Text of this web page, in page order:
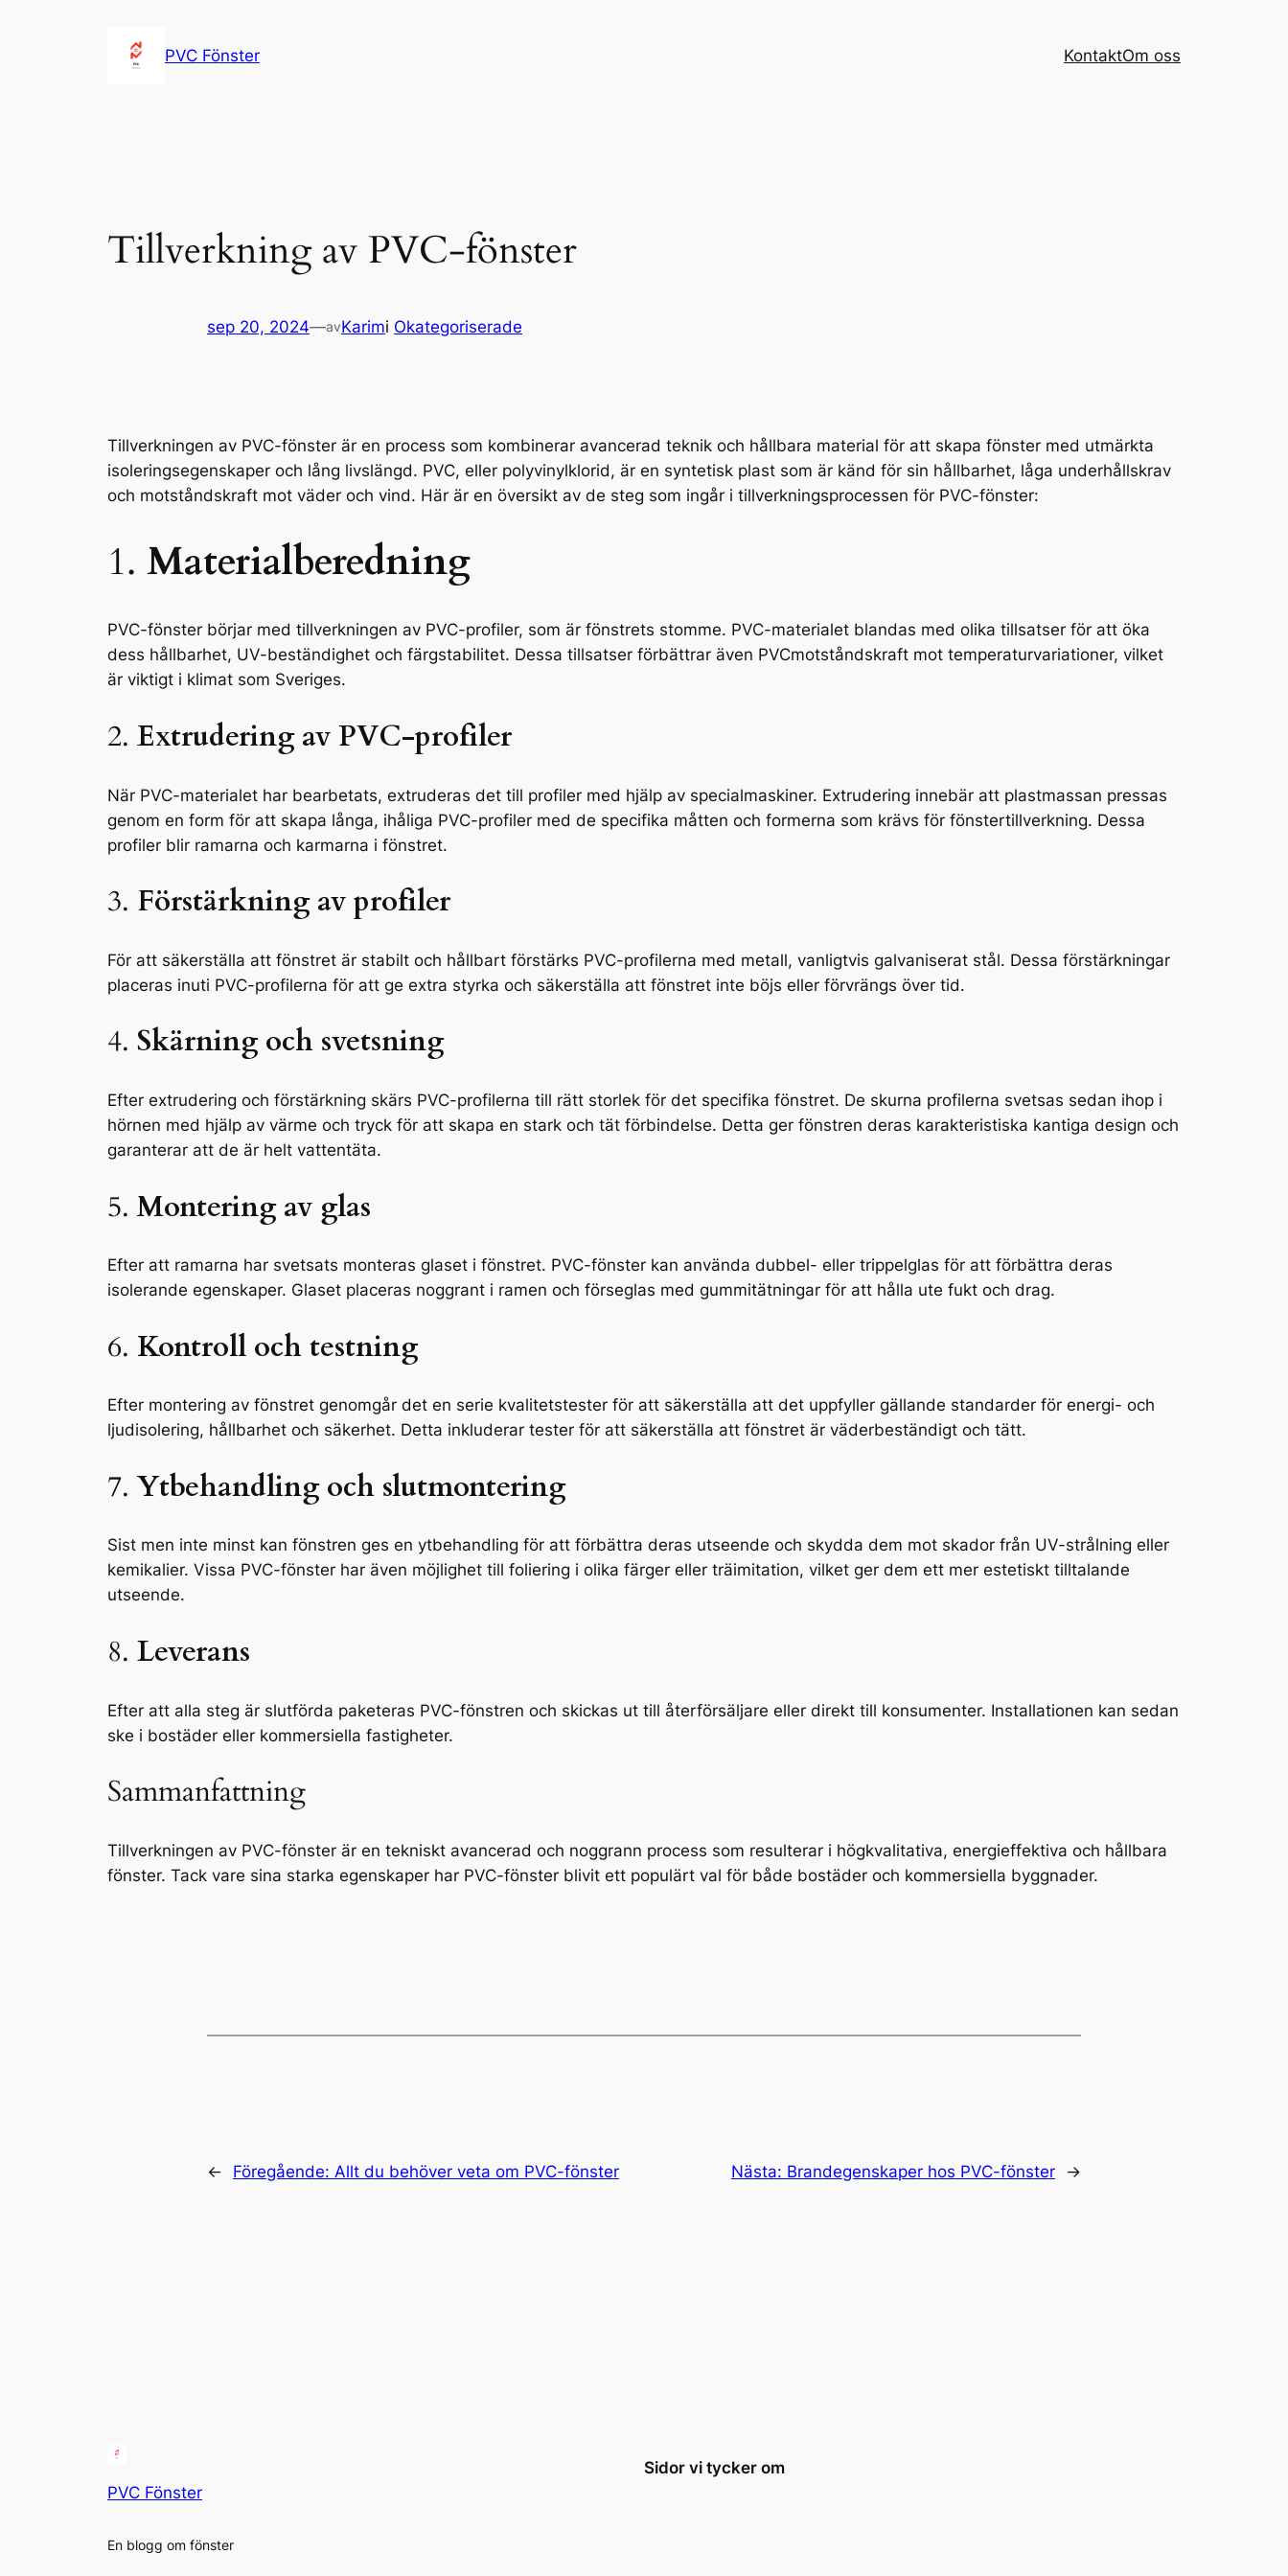
PVC Fönster KontaktOm oss
Tillverkning av PVC-fönster
sep 20, 2024—avKarimi Okategoriserade
Tillverkningen av PVC-fönster är en process som kombinerar avancerad teknik och hållbara material för att skapa fönster med utmärkta
isoleringsegenskaper och lång livslängd. PVC, eller polyvinylklorid, är en syntetisk plast som är känd för sin hållbarhet, låga underhållskrav
och motståndskraft mot väder och vind. Här är en översikt av de steg som ingår i tillverkningsprocessen för PVC-fönster:
1. Materialberedning
PVC-fönster börjar med tillverkningen av PVC-profiler, som är fönstrets stomme. PVC-materialet blandas med olika tillsatser för att öka
dess hållbarhet, UV-beständighet och färgstabilitet. Dessa tillsatser förbättrar även PVCmotståndskraft mot temperaturvariationer, vilket
är viktigt i klimat som Sveriges.
2. Extrudering av PVC-profiler
När PVC-materialet har bearbetats, extruderas det till profiler med hjälp av specialmaskiner. Extrudering innebär att plastmassan pressas
genom en form för att skapa långa, ihåliga PVC-profiler med de specifika måtten och formerna som krävs för fönstertillverkning. Dessa
profiler blir ramarna och karmarna i fönstret.
3. Förstärkning av profiler
För att säkerställa att fönstret är stabilt och hållbart förstärks PVC-profilerna med metall, vanligtvis galvaniserat stål. Dessa förstärkningar
placeras inuti PVC-profilerna för att ge extra styrka och säkerställa att fönstret inte böjs eller förvrängs över tid.
4. Skärning och svetsning
Efter extrudering och förstärkning skärs PVC-profilerna till rätt storlek för det specifika fönstret. De skurna profilerna svetsas sedan ihop i
hörnen med hjälp av värme och tryck för att skapa en stark och tät förbindelse. Detta ger fönstren deras karakteristiska kantiga design och
garanterar att de är helt vattentäta.
5.Montering av glas
Efter att ramarna har svetsats monteras glaset i fönstret. PVC-fönster kan använda dubbel- eller trippelglas för att förbättra deras
isolerande egenskaper. Glaset placeras noggrant i ramen och förseglas med gummitätningar för att hålla ute fukt och drag.
6. Kontroll och testning
Efter montering av fönstret genomgår det en serie kvalitetstester för att säkerställa att det uppfyller gällande standarder för energi- och
ljudisolering, hållbarhet och säkerhet. Detta inkluderar tester för att säkerställa att fönstret är väderbeständigt och tätt.
7.Ytbehandling och slutmontering
Sist men inte minst kan fönstren ges en ytbehandling för att förbättra deras utseende och skydda dem mot skador från UV-strålning eller
kemikalier. Vissa PVC-fönster har även möjlighet till foliering i olika färger eller träimitation, vilket ger dem ett mer estetiskt tilltalande
utseende.
8. Leverans
Efter att alla steg är slutförda paketeras PVC-fönstren och skickas ut till återförsäljare eller direkt till konsumenter. Installationen kan sedan
ske i bostäder eller kommersiella fastigheter.
Sammanfattning
Tillverkningen av PVC-fönster är en tekniskt avancerad och noggrann process som resulterar i högkvalitativa, energieffektiva och hållbara
fönster. Tack vare sina starka egenskaper har PVC-fönster blivit ett populärt val för både bostäder och kommersiella byggnader.
← Föregående: Allt du behöver veta om PVC-fönster Nästa: Brandegenskaper hos PVC-fönster →
PVC Fönster
En blogg om fönster
Sidor vi tycker om